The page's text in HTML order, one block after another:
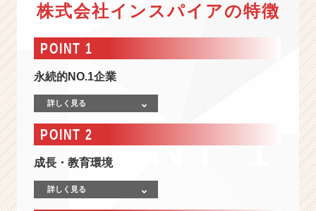
【
I
T.
人
材】
世
界
ー
株式会社インスパイアの特徴
POINT 1
永続的NO.1企業
詳しく見る
POINT 2
成長・教育環境
詳しく見る